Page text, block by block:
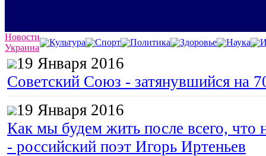
Новости
Украина
Культура Спорт Политика Здоровье Наука
19 Января 2016
Советский Союз - затянувшийся на
19 Января 2016
Как мы будем жить после всего, что
- российский поэт Игорь Иртеньев